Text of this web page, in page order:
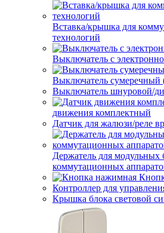
Вставка/крышка для
технологий
Выключатель с
Выключатель сумеречный
Выключатель шнуровой/
движения комплектный
Датчик для жалюзи/реле
Держатель для модульных
коммутационных
Контроллер для
Крышка блока световой